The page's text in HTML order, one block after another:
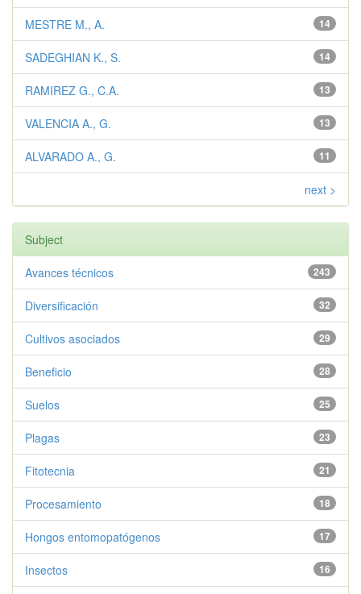
14
MESTRE M., A.
14
SADEGHIAN K., S.
13
RAMIREZ G., C.A.
13
VALENCIA A., G.
11
ALVARADO A., G.
next >
Subject
243
Avances técnicos
32
Diversificación
29
Cultivos asociados
28
Beneficio
25
Suelos
23
Plagas
21
Fitotecnia
18
Procesamiento
17
Hongos entomopatógenos
16
Insectos